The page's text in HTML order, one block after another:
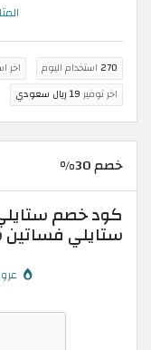
270 استخدام اليوم اخر
اخر توفير 19 ريال سعودي
خصم 30%
ستايلي